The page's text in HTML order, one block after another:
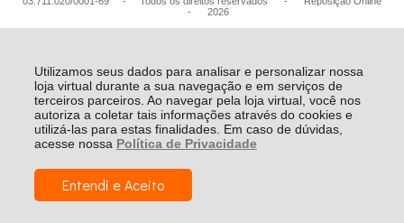
Utilizamos seus dados para analisar e personalizar nossa
loja virtual durante a sua navegação e em serviços de
terceiros parceiros. Ao navegar pela loja virtual, você nos
autoriza a coletar tais informações através do cookies e
utilizá-las para estas finalidades. Em caso de dúvidas,
acesse nossa Política de Privacidade
Entendi e Aceito
-
2026